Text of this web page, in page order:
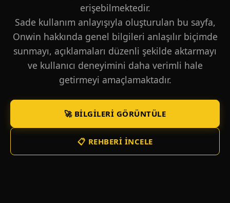
erişebilmektedir.
Sade kullanım anlayışıyla oluşturulan bu sayfa,
Onwin hakkında genel bilgileri anlaşılır biçimde
sunmayı, açıklamaları düzenli şekilde aktarmayı
ve kullanıcı deneyimini daha verimli hale
getirmeyi amaçlamaktadır.
🚀 BILGILERI GÖRÜNTÜLE
📋 REHBERI İNCELE